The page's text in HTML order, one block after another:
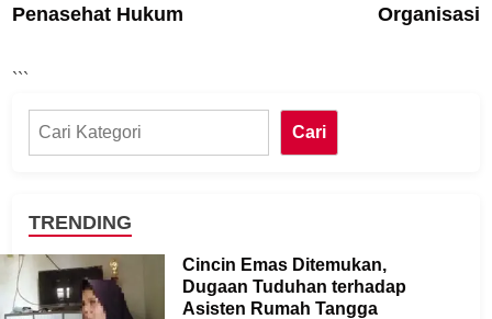
Penasehat Hukum
Organisasi
```
Cari
Cari
TRENDING
Cincin Emas Ditemukan,
Dugaan Tuduhan terhadap
Asisten Rumah Tangga